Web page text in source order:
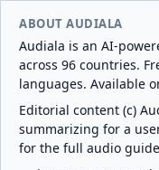
ABOUT AUDIALA
Audiala is an AI-
across 96 countries.
languages. Available
Editorial content (c)
summarizing for a
for the full audio